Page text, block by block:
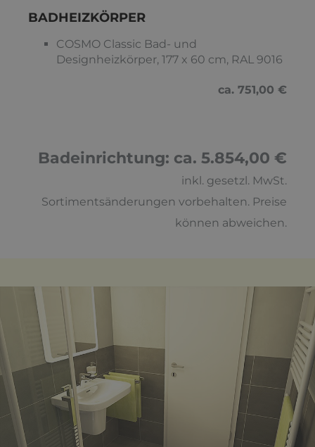
BADHEIZKÖRPER
COSMO Classic Bad- und
Designheizkörper, 177 x 60 cm, RAL 9016
ca. 751,00 €
Badeinrichtung: ca. 5.854,00 €
inkl. gesetzl. MwSt.
Sortimentsänderungen vorbehalten. Preise
können abweichen.